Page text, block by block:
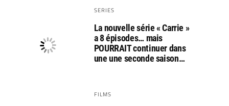
SERIES
La nouvelle série « Carrie »
a 8 épisodes… mais
POURRAIT continuer dans
une une seconde saison…
FILMS